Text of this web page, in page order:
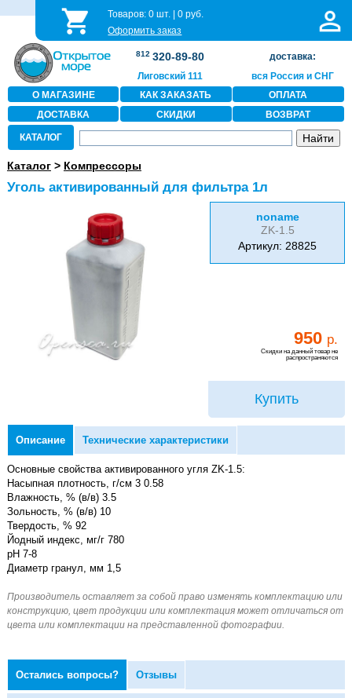
Товаров:0 шт. |0 руб.
Оформить заказ
812 320-89-80
Лиговский 111
доставка:
вся Россия и СНГ
О МАГАЗИНЕ
КАК ЗАКАЗАТЬ
ОПЛАТА
ДОСТАВКА
СКИДКИ ВОЗВРАТ
КАТАЛОГ
Каталог> Компрессоры
Уголь активированный для фильтра 1л
noname
ZK-1.5
Артикул: 28825
950 р.
Скидки на данный товар не
распространяются
Купить
Описание Технические характеристики
Основные свойства активированного угля ZK-1.5:
Насыпная плотность, г/см 3 0.58
Влажность, % (в/в) 3.5
Зольность, % (в/в) 10
Твердость, % 92
Йодный индекс, мг/г 780
pH 7-8
Диаметр гранул, мм 1,5
Остались вопросы? Отзывы